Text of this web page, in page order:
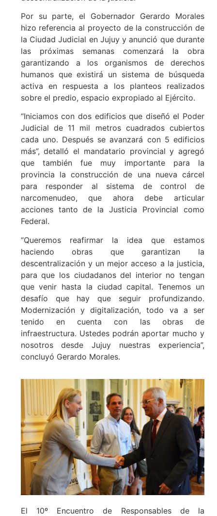
Por su parte, el Gobernador Gerardo Morales
hizo referencia al proyecto de la construcción de
la Ciudad Judicial en Jujuy y anunció que durante
las próximas semanas comenzará la obra
garantizando a los organismos de derechos
humanos que existirá un sistema de búsqueda
activa en respuesta a los planteos realizados
sobre el predio, espacio expropiado al Ejército.
“Iniciamos con dos edificios que diseñó el Poder
Judicial de 11 mil metros cuadrados cubiertos
cada uno. Después se avanzará con 5 edificios
más”, detalló el mandatario provincial y agregó
que también fue muy importante para la
provincia la construcción de una nueva cárcel
para responder al sistema de control de
narcomenudeo, que ahora debe articular
acciones tanto de la Justicia Provincial como
Federal.
“Queremos reafirmar la idea que estamos
haciendo obras que garantizan la
descentralización y un mejor acceso a la justicia,
para que los ciudadanos del interior no tengan
que venir hasta la ciudad capital. Tenemos un
desafío que hay que seguir profundizando.
Modernización y digitalización, todo va a ser
tenido en cuenta con las obras de
infraestructura. Ustedes podrán aportar mucho y
nosotros desde Jujuy nuestras experiencia”,
concluyó Gerardo Morales.
El 10º Encuentro de Responsables de la